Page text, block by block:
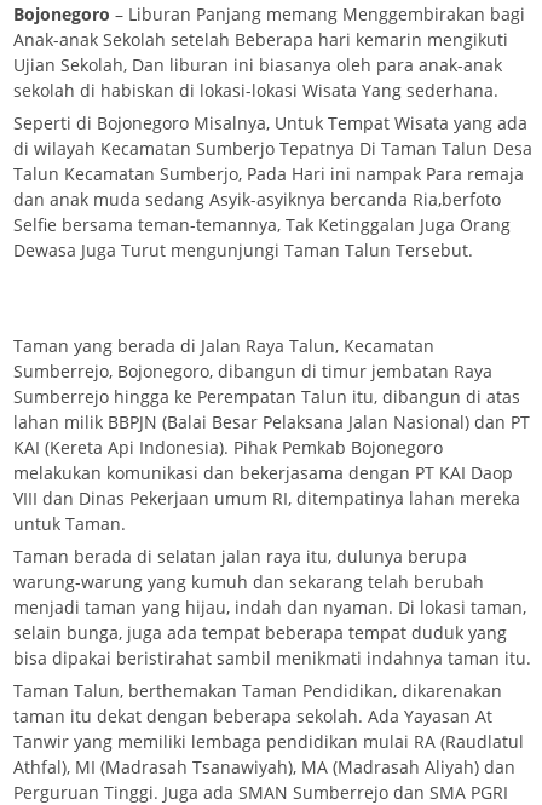
Bojonegoro – Liburan Panjang memang Menggembirakan bagi
Anak-anak Sekolah setelah Beberapa hari kemarin mengikuti
Ujian Sekolah, Dan liburan ini biasanya oleh para anak-anak
sekolah di habiskan di lokasi-lokasi Wisata Yang sederhana.
Seperti di Bojonegoro Misalnya, Untuk Tempat Wisata yang ada
di wilayah Kecamatan Sumberjo Tepatnya Di Taman Talun Desa
Talun Kecamatan Sumberjo, Pada Hari ini nampak Para remaja
dan anak muda sedang Asyik-asyiknya bercanda Ria,berfoto
Selfie bersama teman-temannya, Tak Ketinggalan Juga Orang
Dewasa Juga Turut mengunjungi Taman Talun Tersebut.
Taman yang berada di Jalan Raya Talun, Kecamatan
Sumberrejo, Bojonegoro, dibangun di timur jembatan Raya
Sumberrejo hingga ke Perempatan Talun itu, dibangun di atas
lahan milik BBPJN (Balai Besar Pelaksana Jalan Nasional) dan PT
KAI (Kereta Api Indonesia). Pihak Pemkab Bojonegoro
melakukan komunikasi dan bekerjasama dengan PT KAI Daop
VIII dan Dinas Pekerjaan umum RI, ditempatinya lahan mereka
untuk Taman.
Taman berada di selatan jalan raya itu, dulunya berupa
warung-warung yang kumuh dan sekarang telah berubah
menjadi taman yang hijau, indah dan nyaman. Di lokasi taman,
selain bunga, juga ada tempat beberapa tempat duduk yang
bisa dipakai beristirahat sambil menikmati indahnya taman itu.
Taman Talun, berthemakan Taman Pendidikan, dikarenakan
taman itu dekat dengan beberapa sekolah. Ada Yayasan At
Tanwir yang memiliki lembaga pendidikan mulai RA (Raudlatul
Athfal), MI (Madrasah Tsanawiyah), MA (Madrasah Aliyah) dan
Perguruan Tinggi. Juga ada SMAN Sumberrejo dan SMA PGRI